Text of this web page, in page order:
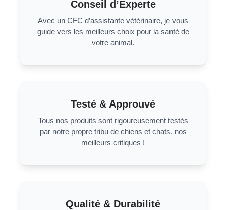
Conseil d’Experte
Avec un CFC d’assistante vétérinaire, je vous
guide vers les meilleurs choix pour la santé de
votre animal.
Testé & Approuvé
Tous nos produits sont rigoureusement testés
par notre propre tribu de chiens et chats, nos
meilleurs critiques !
Qualité & Durabilité